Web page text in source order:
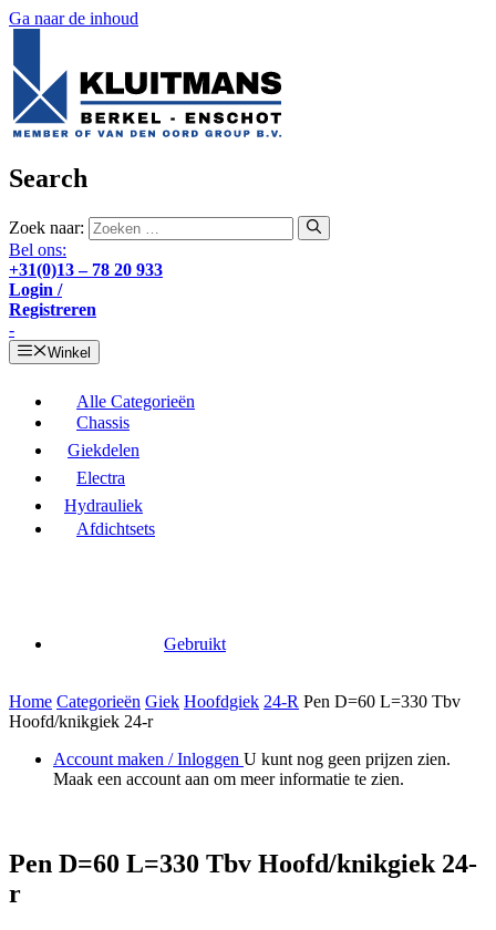
Ga naar de inhoud
Search
Zoek naar:
Bel ons:
+31(0)13 – 78 20 933
Login /
Registreren
-
Winkel
Alle Categorieën
Chassis
Giekdelen
Electra
Hydrauliek
Afdichtsets
Gebruikt
Home Categorieën Giek Hoofdgiek 24-R Pen D=60 L=330 Tbv
Hoofd/knikgiek 24-r
Account maken / Inloggen U kunt nog geen prijzen zien.
Maak een account aan om meer informatie te zien.
Pen D=60 L=330 Tbv Hoofd/knikgiek 24-
r